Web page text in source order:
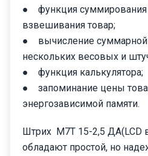
● функция суммирования
взвешивания товар;
● вычисление суммарной
нескольких весовых и
● функция калькулятора;
● запоминание цены
энергозависимой памяти.
Штрих М7Т 15-2,5 ДА(LCD
обладают простой, но